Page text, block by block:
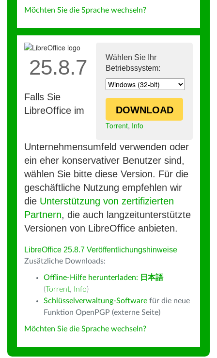
Möchten Sie die Sprache wechseln?
Wählen Sie Ihr
Betriebssystem:
DOWNLOAD
Torrent, Info
25.8.7
Falls Sie
LibreOffice im
Unternehmensumfeld verwenden oder
ein eher konservativer Benutzer sind,
wählen Sie bitte diese Version. Für die
geschäftliche Nutzung empfehlen wir
die Unterstützung von zertifizierten
Partnern, die auch langzeitunterstützte
Versionen von LibreOffice anbieten.
LibreOffice 25.8.7 Veröffentlichungshinweise
Zusätzliche Downloads:
Offline-Hilfe herunterladen: 日本語
(Torrent, Info)
Schlüsselverwaltung-Software für die neue
Funktion OpenPGP (externe Seite)
Möchten Sie die Sprache wechseln?